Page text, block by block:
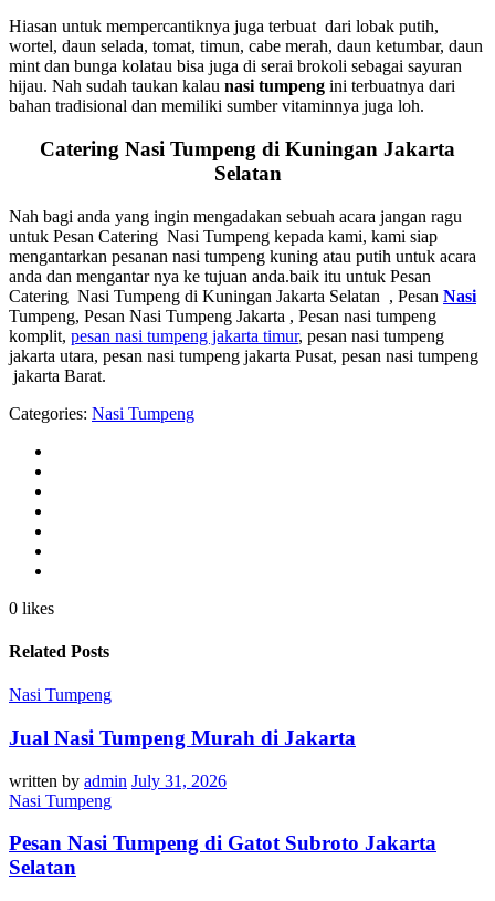
Hiasan untuk mempercantiknya juga terbuat dari lobak putih,
wortel, daun selada, tomat, timun, cabe merah, daun ketumbar, daun
mint dan bunga kolatau bisa juga di serai brokoli sebagai sayuran
hijau. Nah sudah taukan kalau nasi tumpeng ini terbuatnya dari
bahan tradisional dan memiliki sumber vitaminnya juga loh.
Catering Nasi Tumpeng di Kuningan Jakarta
Selatan
Nah bagi anda yang ingin mengadakan sebuah acara jangan ragu
untuk Pesan Catering Nasi Tumpeng kepada kami, kami siap
mengantarkan pesanan nasi tumpeng kuning atau putih untuk acara
anda dan mengantar nya ke tujuan anda.baik itu untuk Pesan
Catering Nasi Tumpeng di Kuningan Jakarta Selatan , Pesan Nasi
Tumpeng, Pesan Nasi Tumpeng Jakarta , Pesan nasi tumpeng
komplit, pesan nasi tumpeng jakarta timur, pesan nasi tumpeng
jakarta utara, pesan nasi tumpeng jakarta Pusat, pesan nasi tumpeng
jakarta Barat.
Categories: Nasi Tumpeng
0 likes
Related Posts
Nasi Tumpeng
Jual Nasi Tumpeng Murah di Jakarta
written by admin July 31, 2026
Nasi Tumpeng
Pesan Nasi Tumpeng di Gatot Subroto Jakarta
Selatan